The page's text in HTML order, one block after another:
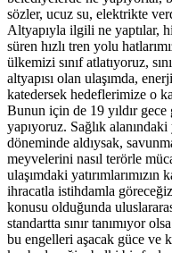
sözler, ucuz su, elektrikte
Altyapıyla ilgili ne yaptılar,
süren hızlı tren yolu
ülkemizi sınıf atlatıyoruz,
altyapısı olan ulaşımda,
katedersek hedeflerimize o
Bunun için de 19 yıldır gece
yapıyoruz. Sağlık alanındaki
döneminde aldıysak,
meyvelerini nasıl terörle
ulaşımdaki yatırımlarımızın
ihracatla istihdamla
konusu olduğunda
standartta sınır tanımıyor
bu engelleri aşacak güce ve